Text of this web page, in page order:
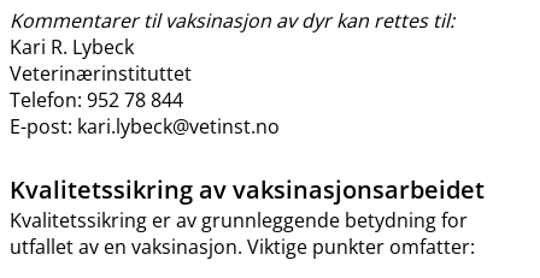
Kommentarer til vaksinasjon av dyr kan rettes til:
Kari R. Lybeck
Veterinærinstituttet
Telefon: 952 78 844
E-post: kari.lybeck@vetinst.no
Kvalitetssikring av vaksinasjonsarbeidet
Kvalitetssikring er av grunnleggende betydning for
utfallet av en vaksinasjon. Viktige punkter omfatter: